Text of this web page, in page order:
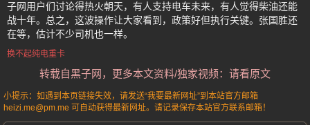
子网用户们讨论得热火朝天，有人支持电车未来，有人觉得柴油还能
战十年。总之，这波操作让大家看到，政策好但执行关键。张国胜还
在等，估计不少司机也一样。
换不起纯电重卡
转载自黑子网，更多本文资料/独家视频：请看原文
小提示：如遇到本页链接失效，请发送“我要最新网址”到本站官方邮箱
heizi.me@pm.me 可自动获得最新网址。请记录保存本站官方联系邮箱！